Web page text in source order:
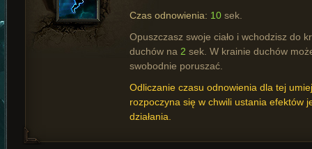
Czas odnowienia: 10 sek.
Opuszczasz swoje ciało i wchodzisz do
duchów na 2 sek. W krainie duchów
swobodnie poruszać.
Odliczanie czasu odnowienia dla tej
rozpoczyna się w chwili ustania efektów
działania.